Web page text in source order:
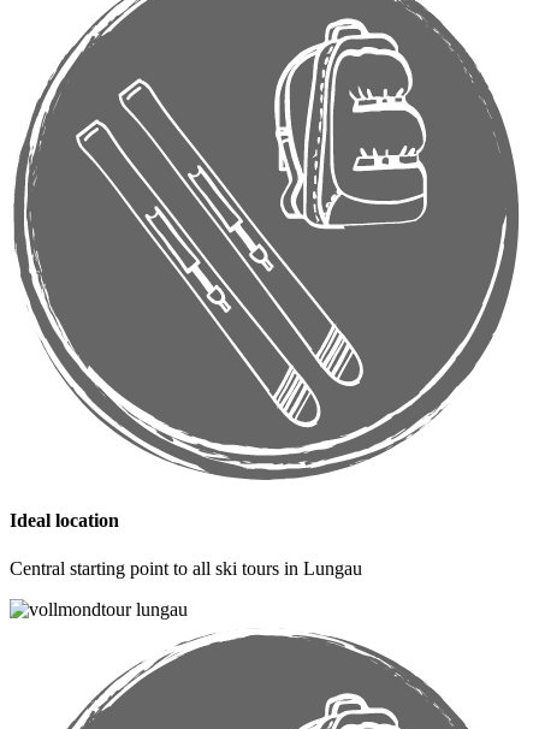
Ideal location
Central starting point to all ski tours in Lungau